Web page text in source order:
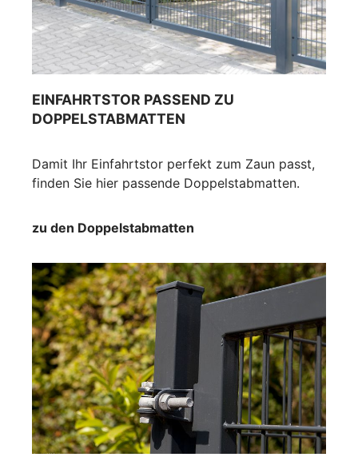
EINFAHRTSTOR PASSEND ZU
DOPPELSTABMATTEN
Damit Ihr Einfahrtstor perfekt zum Zaun passt,
finden Sie hier passende Doppelstabmatten.
zu den Doppelstabmatten